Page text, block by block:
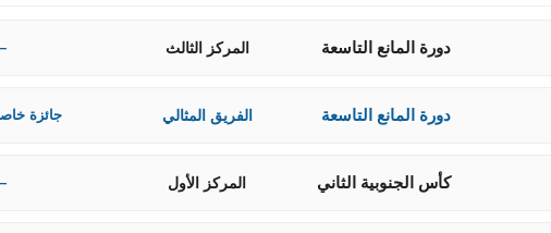
دورة المانع التاسعة المركز الثالث
دورة المانع التاسعة الفريق المثالي جائزة
كأس الجنوبية الثاني المركز الأول